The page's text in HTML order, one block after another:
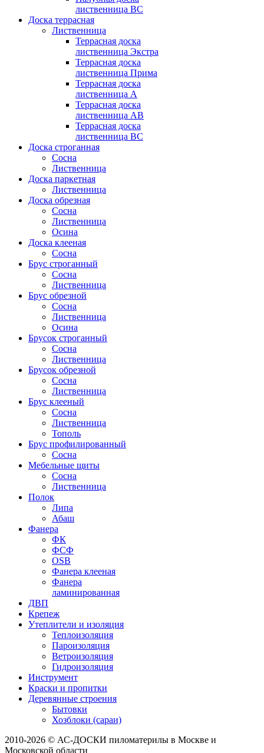
лиственница BC
Доска террасная
Лиственница
Террасная доска
лиственница Экстра
Террасная доска
лиственница Прима
Террасная доска
лиственница А
Террасная доска
лиственница AB
Террасная доска
лиственница BC
Доска строганная
Сосна
Лиственница
Доска паркетная
Лиственница
Доска обрезная
Сосна
Лиственница
Осина
Доска клееная
Сосна
Брус строганный
Сосна
Лиственница
Брус обрезной
Сосна
Лиственница
Осина
Брусок строганный
Сосна
Лиственница
Брусок обрезной
Сосна
Лиственница
Брус клееный
Сосна
Лиственница
Тополь
Брус профилированный
Сосна
Мебельные щиты
Сосна
Лиственница
Полок
Липа
Абаш
Фанера
ФК
ФСФ
OSB
Фанера клееная
Фанера
ламинированная
ДВП
Крепеж
Утеплители и изоляция
Теплоизоляция
Пароизоляция
Ветроизоляция
Гидроизоляция
Инструмент
Краски и пропитки
Деревянные строения
Бытовки
Хозблоки (сараи)
2010-2026 © АС-ДОСКИ пиломатерилы в Москве и
Московской области